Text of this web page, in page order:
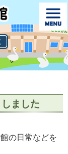
ました
の日常などを